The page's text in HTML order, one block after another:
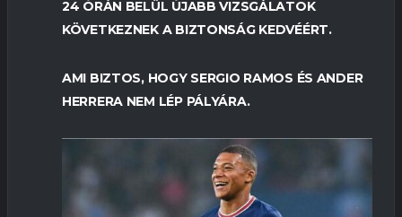
24 ÓRÁN BELÜL ÚJABB VIZSGÁLATOK
KÖVETKEZNEK A BIZTONSÁG KEDVÉÉRT.
AMI BIZTOS, HOGY SERGIO RAMOS ÉS ANDER
HERRERA NEM LÉP PÁLYÁRA.